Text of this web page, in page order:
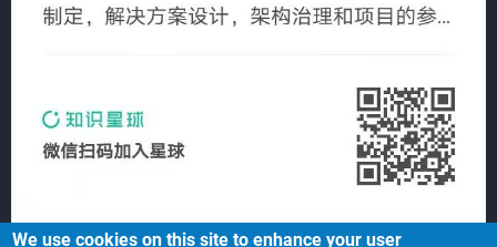
We use cookies on this site to enhance your user